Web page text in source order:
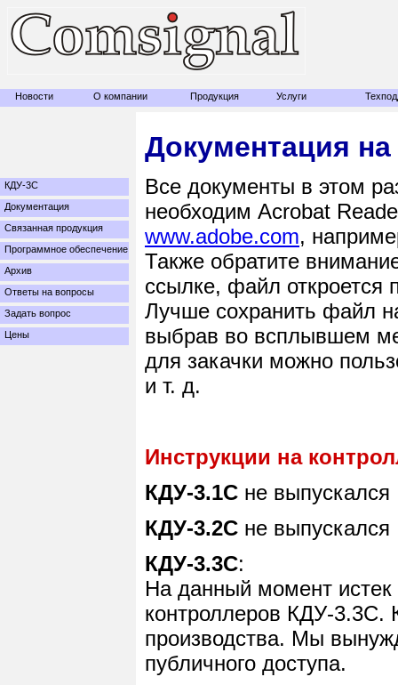
Новости О компании Продукция Услуги
КДУ-3С
Документация
Связанная продукция
Программное обеспечение
Архив
Ответы на вопросы
Задать вопрос
Цены
Документация
Все документы в этом
необходим Acrobat
www.adobe.com,
Также обратите
ссылке, файл откроется
Лучше сохранить файл
выбрав во всплывшем
для закачки можно
и т. д.
Инструкции на
КДУ-3.1С не выпускался
КДУ-3.2С не выпускался
КДУ-3.3С:
На данный момент истек
контроллеров КДУ-3.3С.
производства. Мы
публичного доступа.